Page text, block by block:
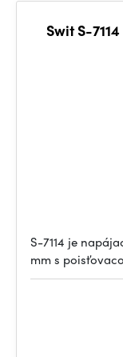
Swit S-
S-7114 je
mm s